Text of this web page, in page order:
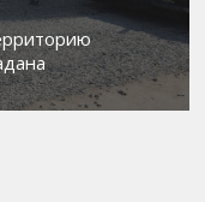
проекту по
групп